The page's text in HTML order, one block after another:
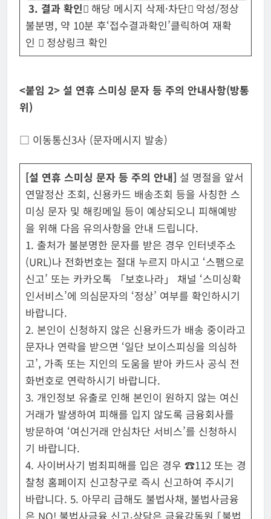
3. 결과 확인 해당 메시지 삭제·차단 악성/정상
불분명, 약 10분 후‘접수결과확인’클릭하여 재확
인  정상링크 확인
<붙임 2> 설 연휴 스미싱 문자 등 주의 안내사항(방통
위)
□ 이동통신3사 (문자메시지 발송)
[설 연휴 스미싱 문자 등 주의 안내] 설 명절을 앞서
연말정산 조회, 신용카드 배송조회 등을 사칭한 스
미싱 문자 및 해킹메일 등이 예상되오니 피해예방
을 위해 다음 유의사항을 안내 드립니다.
1. 출처가 불분명한 문자를 받은 경우 인터넷주소
(URL)나 전화번호는 절대 누르지 마시고 ‘스팸으로
신고’ 또는 카카오톡 「보호나라」 채널 ‘스미싱확
인서비스’에 의심문자의 ‘정상’ 여부를 확인하시기
바랍니다.
2. 본인이 신청하지 않은 신용카드가 배송 중이라고
문자나 연락을 받으면 ‘일단 보이스피싱을 의심하
고’, 가족 또는 지인의 도움을 받아 카드사 공식 전
화번호로 연락하시기 바랍니다.
3. 개인정보 유출로 인해 본인이 원하지 않는 여신
거래가 발생하여 피해를 입지 않도록 금융회사를
방문하여 ‘여신거래 안심차단 서비스’를 신청하시
기 바랍니다.
4. 사이버사기 범죄피해를 입은 경우 ☎112 또는 경
찰청 홈페이지 신고창구로 즉시 신고하여 주시기
바랍니다. 5. 아무리 급해도 불법사채, 불법사금융
은 NO! 불법사금융 신고‧상담은 금융감독원 ｢불법